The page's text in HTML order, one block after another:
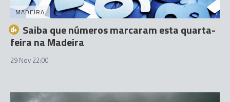
MADEIRA
Saiba que números marcaram esta quarta-
feira na Madeira
29 Nov 22:00